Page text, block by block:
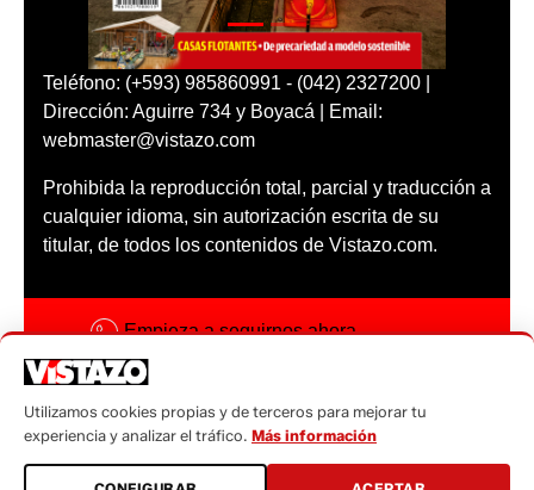
Teléfono: (+593) 985860991 - (042) 2327200 |
Dirección: Aguirre 734 y Boyacá | Email:
webmaster@vistazo.com
Prohibida la reproducción total, parcial y traducción a
cualquier idioma, sin autorización escrita de su
titular, de todos los contenidos de Vistazo.com.
Empieza a seguirnos ahora
Código ética
Sugerencias a:
Utilizamos cookies propias y de terceros para mejorar tu
experiencia y analizar el tráfico. Más información